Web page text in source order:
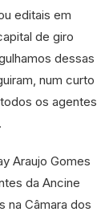
editais em
de giro
dessas
num curto
os agentes
Araujo Gomes
da Ancine
na Câmara dos